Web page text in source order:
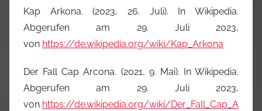
Kap Arkona. (2023, 26. Juli). In Wikipedia.
Abgerufen am 29. Juli 2023,
von https://de.wikipedia.org/wiki/Kap_Arkona
Der Fall Cap Arcona. (2021, 9. Mai). In Wikipedia.
Abgerufen am 29. Juli 2023,
von https://de.wikipedia.org/wiki/Der_Fall_Cap_A